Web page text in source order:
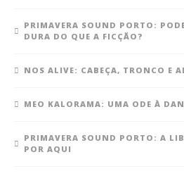
PRIMAVERA SOUND PORTO:
DURA DO QUE A FICÇÃO?
NOS ALIVE: CABEÇA, TRONCO E
MEO KALORAMA: UMA ODE À
PRIMAVERA SOUND PORTO: A
POR AQUI